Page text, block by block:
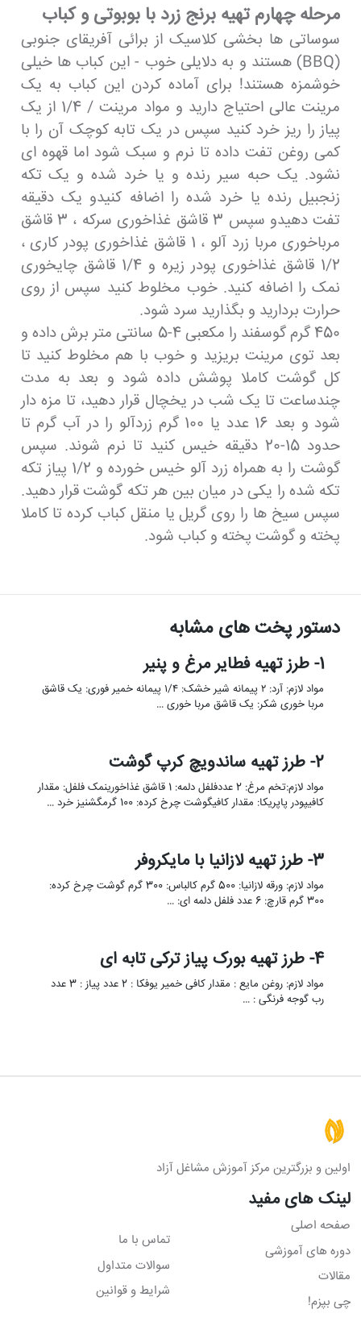
مرحله چهارم تهیه برنج زرد با بوبوتی و کباب
سوساتی ها بخشی کلاسیک از برائی آفریقای جنوبی
(BBQ) هستند و به دلایلی خوب - این کباب ها خیلی
خوشمزه هستند! برای آماده کردن این کباب به یک
مرینت عالی احتیاج دارید و مواد مرینت / 1/4 از یک
پیاز را ریز خرد کنید سپس در یک تابه کوچک آن را با
کمی روغن تفت داده تا نرم و سبک شود اما قهوه ای
نشود. یک حبه سیر رنده و یا خرد شده و یک تکه
زنجبیل رنده یا خرد شده را اضافه کنیدو یک دقیقه
تفت دهیدو سپس 3 قاشق غذاخوری سرکه ، 3 قاشق
مرباخوری مربا زرد آلو ، 1 قاشق غذاخوری پودر کاری ،
1/2 قاشق غذاخوری پودر زیره و 1/4 قاشق چایخوری
نمک را اضافه کنید. خوب مخلوط کنید سپس از روی
حرارت بردارید و بگذارید سرد شود.
450 گرم گوسفند را مکعبی 4-5 سانتی متر برش داده و
بعد توی مرینت بریزید و خوب با هم مخلوط کنید تا
کل گوشت کاملا پوشش داده شود و بعد به مدت
چندساعت تا یک شب در یخچال قرار دهید، تا مزه دار
شود و بعد 16 عدد یا 100 گرم زردآلو را در آب گرم تا
حدود 15-20 دقیقه خیس کنید تا نرم شوند. سپس
گوشت را به همراه زرد آلو خیس خورده و 1/2 پیاز تکه
تکه شده را یکی در میان بین هر تکه گوشت قرار دهید.
سپس سیخ ها را روی گریل یا منقل کباب کرده تا کاملا
پخته و گوشت پخته و کباب شود.
دستور پخت های مشابه
1- طرز تهیه فطایر مرغ و پنیر
مواد لازم: آرد: ۲ پیمانه شیر خشک: ۱/۴ پیمانه خمیر فوری: یک قاشق
مربا خوری شکر: یک قاشق مربا خوری …
2- طرز تهیه ساندویچ کرپ گوشت
مواد لازم:تخم مرغ: 2 عددفلفل دلمه: 1 قاشق غذاخورینمک فلفل: مقدار
کافیپودر پاپریکا: مقدار کافیگوشت چرخ کرده: 100 گرمگشنیز خرد …
3- طرز تهیه لازانیا با مایکروفر
مواد لازم: ورقه لازانیا: 500 گرم کالباس: 300 گرم گوشت چرخ کرده:
300 گرم قارچ: 6 عدد فلفل دلمه ای: …
4- طرز تهیه بورک پیاز ترکی تابه ای
مواد لازم: روغن مایع : مقدار کافی خمیر یوفکا : 2 عدد پیاز : 3 عدد
رب گوجه فرنگی : …
اولین و بزرگترین مرکز آموزش مشاغل آزاد
لینک های مفید
صفحه اصلی
دوره های آموزشی
مقالات
چی بپزم!
تماس با ما
سوالات متداول
شرایط و قوانین